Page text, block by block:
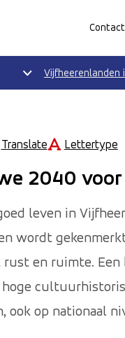
Contact
Vijfheerenlanden
Translate Lettertype
2040 voor
leven in
wordt
en ruimte. Een
hoge
ook op nationaal